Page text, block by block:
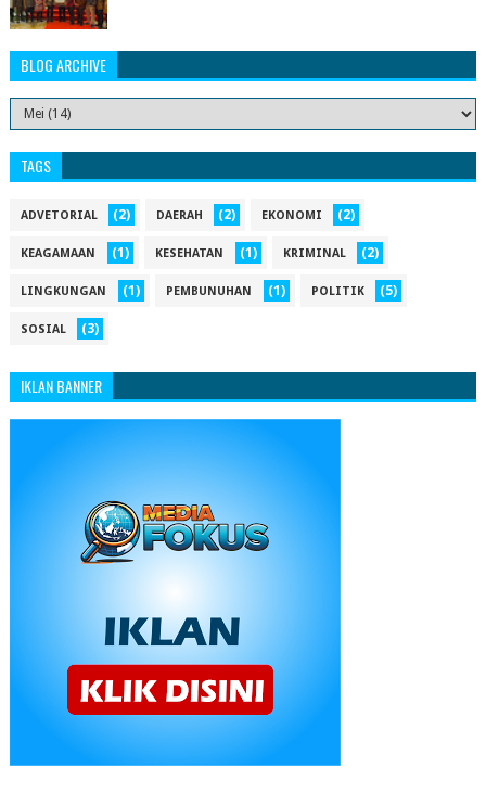
BLOG ARCHIVE
TAGS
ADVETORIAL (2) DAERAH (2) EKONOMI (2)
KEAGAMAAN (1) KESEHATAN (1) KRIMINAL (2)
LINGKUNGAN (1) PEMBUNUHAN (1) POLITIK (5)
SOSIAL (3)
IKLAN BANNER